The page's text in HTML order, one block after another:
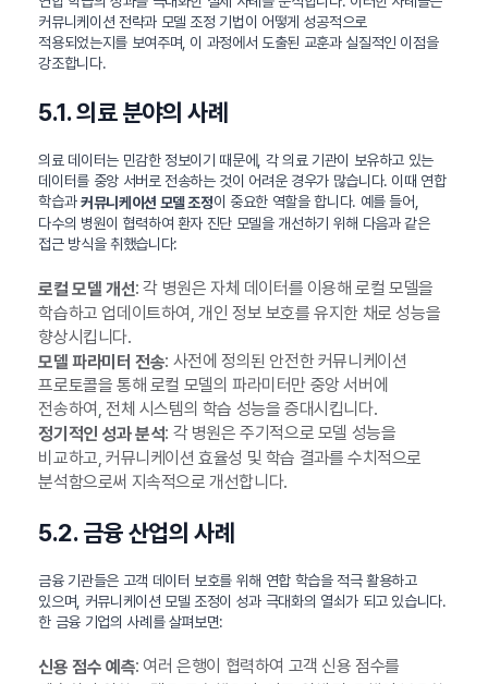
커뮤니케이션 전략과 모델 조정 기법이 어떻게 성공적으로
적용되었는지를 보여주며, 이 과정에서 도출된 교훈과 실질적인 이점을
강조합니다.
5.1. 의료 분야의 사례
의료 데이터는 민감한 정보이기 때문에, 각 의료 기관이 보유하고 있는
데이터를 중앙 서버로 전송하는 것이 어려운 경우가 많습니다. 이때 연합
학습과커뮤니케이션 모델 조정이 중요한 역할을 합니다. 예를 들어,
다수의 병원이 협력하여 환자 진단 모델을 개선하기 위해 다음과 같은
접근 방식을 취했습니다:
로컬 모델 개선: 각 병원은 자체 데이터를 이용해 로컬 모델을
학습하고 업데이트하여, 개인 정보 보호를 유지한 채로 성능을
향상시킵니다.
모델 파라미터 전송: 사전에 정의된 안전한 커뮤니케이션
프로토콜을 통해 로컬 모델의 파라미터만 중앙 서버에
전송하여, 전체 시스템의 학습 성능을 증대시킵니다.
정기적인 성과 분석: 각 병원은 주기적으로 모델 성능을
비교하고, 커뮤니케이션 효율성 및 학습 결과를 수치적으로
분석함으로써 지속적으로 개선합니다.
5.2. 금융 산업의 사례
금융 기관들은 고객 데이터 보호를 위해 연합 학습을 적극 활용하고
있으며, 커뮤니케이션 모델 조정이 성과 극대화의 열쇠가 되고 있습니다.
한 금융 기업의 사례를 살펴보면:
신용 점수 예측: 여러 은행이 협력하여 고객 신용 점수를